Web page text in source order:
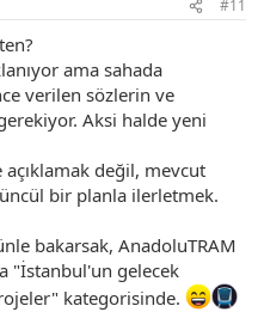
#11
ama sahada
verilen sözlerin ve
Aksi halde yeni
açıklamak değil, mevcut
bir planla ilerletmek.
bakarsak, AnadoluTRAM
"İstanbul'un gelecek
kategorisinde.